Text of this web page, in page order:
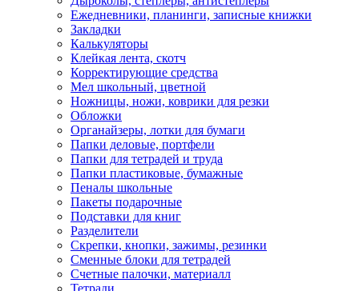
Ежедневники, планинги, записные книжки
Закладки
Калькуляторы
Клейкая лента, скотч
Корректирующие средства
Мел школьный, цветной
Ножницы, ножи, коврики для резки
Обложки
Органайзеры, лотки для бумаги
Папки деловые, портфели
Папки для тетрадей и труда
Папки пластиковые, бумажные
Пеналы школьные
Пакеты подарочные
Подставки для книг
Разделители
Скрепки, кнопки, зажимы, резинки
Сменные блоки для тетрадей
Счетные палочки, материалл
Тетради